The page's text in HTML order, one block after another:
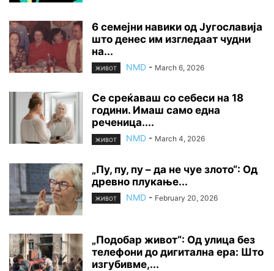
6 семејни навики од Југославија
што денес им изгледаат чудни
на...
ЖИВОТ NMD - March 6, 2026
Се среќаваш со себеси на 18
години. Имаш само една
реченица....
ЖИВОТ NMD - March 4, 2026
„Пу, пу, пу – да не чуе злото“: Од
древно плукање...
ЖИВОТ NMD - February 20, 2026
„Подобар живот“: Од улица без
телефони до дигитална ера: Што
изгубивме,...